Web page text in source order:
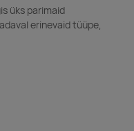
üks parimaid
erinevaid tüüpe,